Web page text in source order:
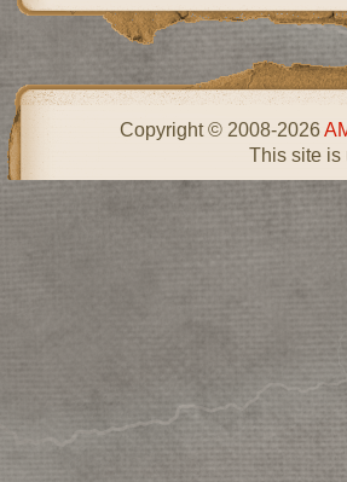
Copyright © 2008-2026
This site is